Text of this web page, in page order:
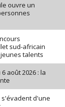
ouvre un
sud-africain
talents
août 2026 : la
s'évadent d'une